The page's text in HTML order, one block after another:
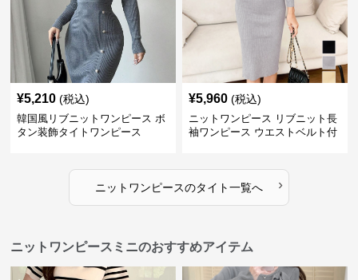
¥5,210 (税込)
韓国風リブニットワンピース ボ
タン装飾タイトワンピース
¥5,960 (税込)
ニットワンピース リブニット長
袖ワンピース ウエストベルト付
ニットワンピースのタイト一覧へ ›
ニットワンピースミニのおすすめアイテム